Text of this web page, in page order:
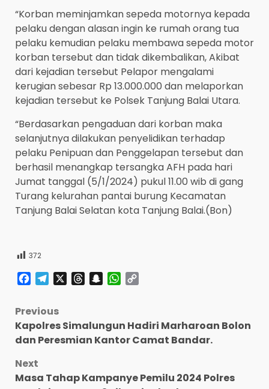
“Korban meminjamkan sepeda motornya kepada
pelaku dengan alasan ingin ke rumah orang tua
pelaku kemudian pelaku membawa sepeda motor
korban tersebut dan tidak dikembalikan, Akibat
dari kejadian tersebut Pelapor mengalami
kerugian sebesar Rp 13.000.000 dan melaporkan
kejadian tersebut ke Polsek Tanjung Balai Utara.
“Berdasarkan pengaduan dari korban maka
selanjutnya dilakukan penyelidikan terhadap
pelaku Penipuan dan Penggelapan tersebut dan
berhasil menangkap tersangka AFH pada hari
Jumat tanggal (5/1/2024) pukul 11.00 wib di gang
Turang kelurahan pantai burung Kecamatan
Tanjung Balai Selatan kota Tanjung Balai.(Bon)
372
Facebook
TelegramThreadsSnapchatWhatsApp
Post
navigation
Previous
Kapolres Simalungun Hadiri Marharoan Bolon
dan Peresmian Kantor Camat Bandar.
Next
Masa Tahap Kampanye Pemilu 2024 Polres